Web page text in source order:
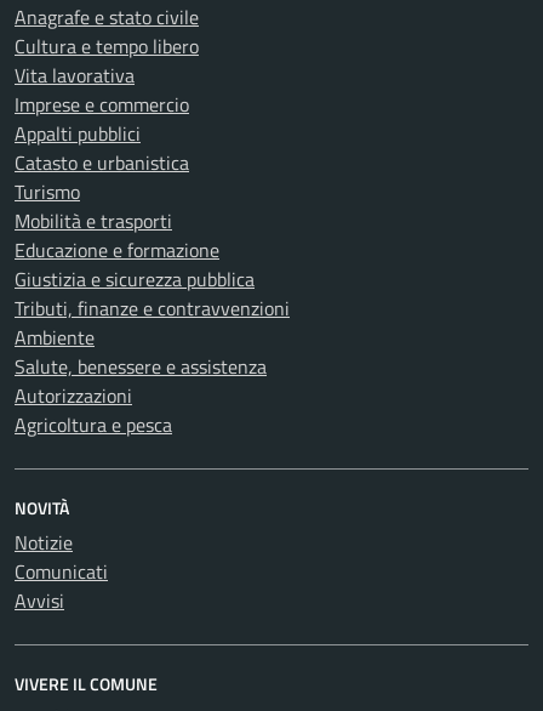
Anagrafe e stato civile
Cultura e tempo libero
Vita lavorativa
Imprese e commercio
Appalti pubblici
Catasto e urbanistica
Turismo
Mobilità e trasporti
Educazione e formazione
Giustizia e sicurezza pubblica
Tributi, finanze e contravvenzioni
Ambiente
Salute, benessere e assistenza
Autorizzazioni
Agricoltura e pesca
NOVITÀ
Notizie
Comunicati
Avvisi
VIVERE IL COMUNE